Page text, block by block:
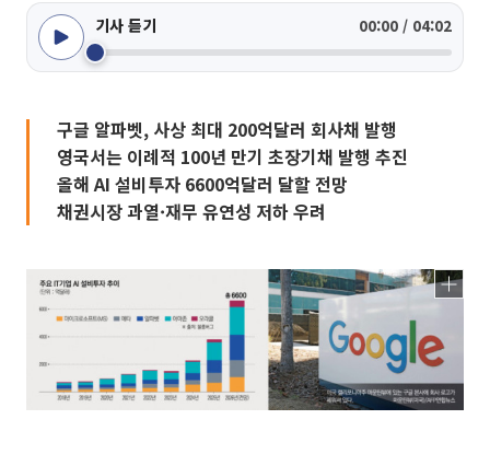
기사 듣기 00:00 / 04:02
구글 알파벳, 사상 최대 200억달러 회사채 발행
영국서는 이례적 100년 만기 초장기채 발행 추진
올해 AI 설비투자 6600억달러 달할 전망
채권시장 과열·재무 유연성 저하 우려